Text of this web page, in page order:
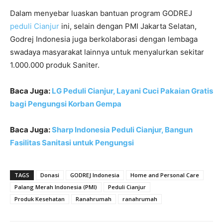
Dalam menyebar luaskan bantuan program GODREJ
peduli Cianjur ini, selain dengan PMI Jakarta Selatan,
Godrej Indonesia juga berkolaborasi dengan lembaga
swadaya masyarakat lainnya untuk menyalurkan sekitar
1.000.000 produk Saniter.
Baca Juga: LG Peduli Cianjur, Layani Cuci Pakaian Gratis
bagi Pengungsi Korban Gempa
Baca Juga:Sharp Indonesia Peduli Cianjur, Bangun
Fasilitas Sanitasi untuk Pengungsi
TAGS Donasi GODREJ Indonesia
Home and Personal Care
Palang Merah Indonesia (PMI)
Peduli Cianjur
Produk Kesehatan
Ranahrumah ranahrumah